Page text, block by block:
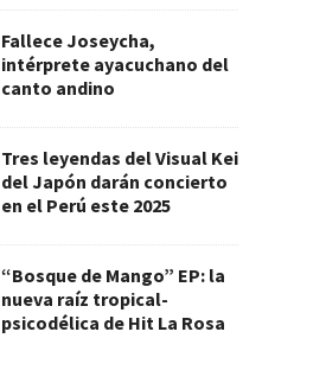
Fallece Joseycha,
intérprete ayacuchano del
canto andino
Tres leyendas del Visual Kei
del Japón darán concierto
en el Perú este 2025
“Bosque de Mango” EP: la
nueva raíz tropical-
psicodélica de Hit La Rosa